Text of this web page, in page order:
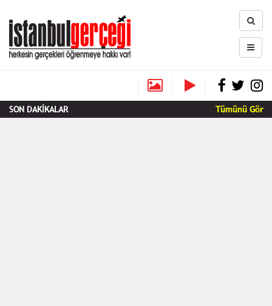
SON DAKİKALAR Tümünü Gör